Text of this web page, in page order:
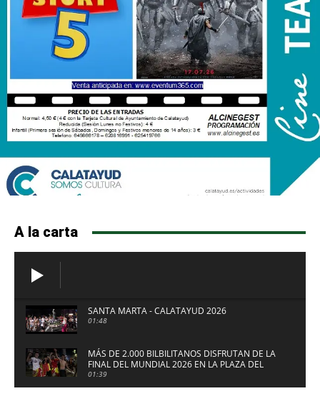
A la carta
SANTA MARTA - CALATAYUD 2026
01:48
MÁS DE 2.000 BILBILITANOS DISFRUTAN DE LA
FINAL DEL MUNDIAL 2026 EN LA PLAZA DEL
FUERTE DE CALATAYUD
01:39